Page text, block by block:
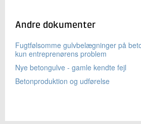
Send
Andre dokumenter
Fugtfølsomme gulvbelægninger på
kun entreprenørens problem
Nye betongulve - gamle kendte fejl
Betonproduktion og udførelse